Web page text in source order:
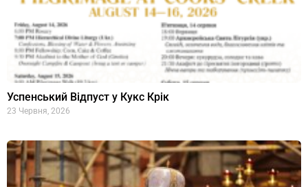
Успенський Відпуст у Кукс Крік
23 Червня, 2026